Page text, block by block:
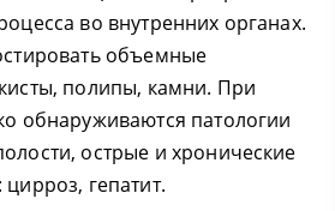
во внутренних органах.
объемные
полипы, камни. При
обнаруживаются патологии
острые и хронические
гепатит.